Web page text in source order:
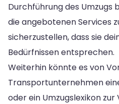
Durchführung des Umzugs
die angebotenen Services
sicherzustellen, dass sie
Bedürfnissen entsprechen.
Weiterhin könnte es von
Transportunternehmen
oder ein Umzugslexikon